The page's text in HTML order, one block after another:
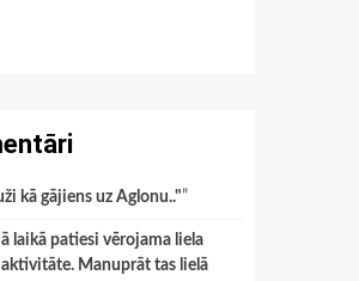
kā gājiens uz Aglonu.."”
laikā patiesi vērojama liela
Manuprāt tas lielā